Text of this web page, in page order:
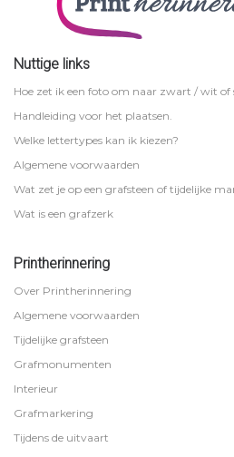
Nuttige links
Hoe zet ik een foto om naar zwart / wit of
Handleiding voor het plaatsen.
Welke lettertypes kan ik kiezen?
Algemene voorwaarden
Wat zet je op een grafsteen of tijdelijke
Wat is een grafzerk
Printherinnering
Over Printherinnering
Algemene voorwaarden
Tijdelijke grafsteen
Grafmonumenten
Interieur
Grafmarkering
Tijdens de uitvaart